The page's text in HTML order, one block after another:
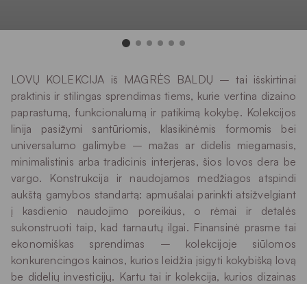
LOVŲ KOLEKCIJA iš MAGRĖS BALDŲ – tai išskirtinai
praktinis ir stilingas sprendimas tiems, kurie vertina dizaino
paprastumą, funkcionalumą ir patikimą kokybę. Kolekcijos
linija pasižymi santūriomis, klasikinėmis formomis bei
universalumo galimybe – mažas ar didelis miegamasis,
minimalistinis arba tradicinis interjeras, šios lovos dera be
vargo. Konstrukcija ir naudojamos medžiagos atspindi
aukštą gamybos standartą: apmušalai parinkti atsižvelgiant
į kasdienio naudojimo poreikius, o rėmai ir detalės
sukonstruoti taip, kad tarnautų ilgai. Finansinė prasme tai
ekonomiškas sprendimas – kolekcijoje siūlomos
konkurencingos kainos, kurios leidžia įsigyti kokybišką lovą
be didelių investicijų. Kartu tai ir kolekcija, kurios dizainas